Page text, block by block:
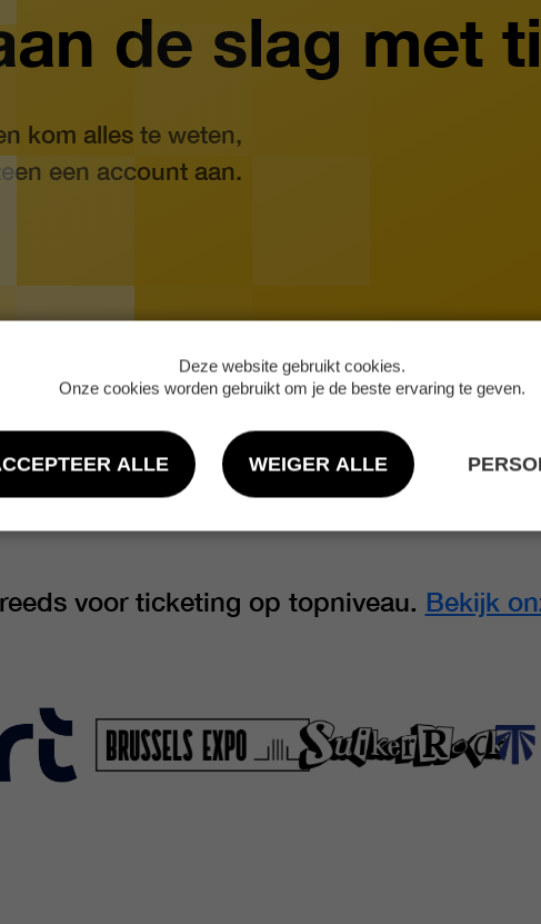
de slag met
kom alles te weten,
een account aan.
voor ticketing op topniveau. Bekijk
Onze cookies worden gebruikt om je de beste ervaring te geven.
ALLE WEIGER ALLE